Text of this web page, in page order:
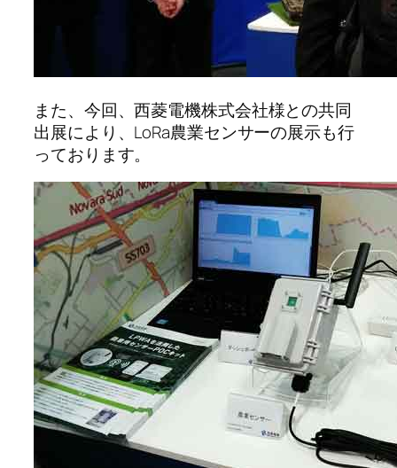
また、今回、西菱電機株式会社様との共同
出展により、LoRa農業センサーの展示も行
っております。